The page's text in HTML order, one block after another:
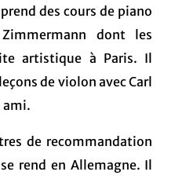
des cours de piano
dont les
artistique à Paris. Il
de violon avec Carl
ami.
de recommandation
rend en Allemagne. Il